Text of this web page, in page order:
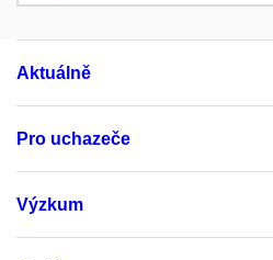
Aktuálně
Pro uchazeče
Výzkum